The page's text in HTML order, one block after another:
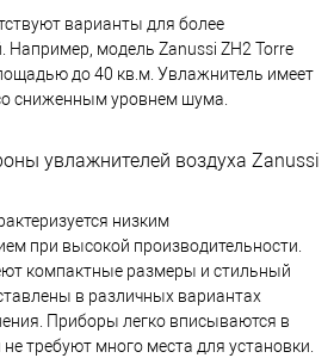
варианты для более
модель Zanussi ZH2 Torre
до 40 кв.м. Увлажнитель имеет
сниженным уровнем шума.
увлажнителей воздуха Zanussi
низким
при высокой производительности.
компактные размеры и стильный
в различных вариантах
Приборы легко вписываются в
требуют много места для установки.